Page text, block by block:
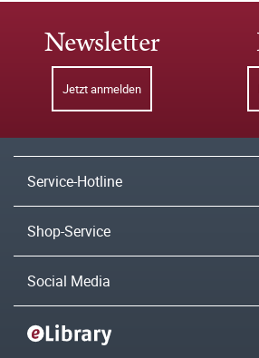
Newsletter
Jetzt anmelden
Service-Hotline
Shop-Service
Social Media